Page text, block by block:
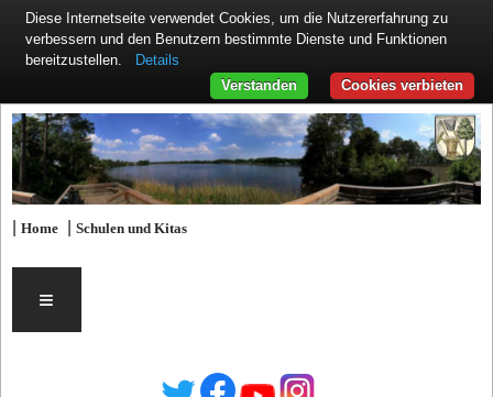
|Home |Schulen und Kitas
≡
Diese Internetseite verwendet Cookies, um die Nutzererfahrung zu
verbessern und den Benutzern bestimmte Dienste und Funktionen
bereitzustellen.
Details
Cookies verbieten
Verstanden